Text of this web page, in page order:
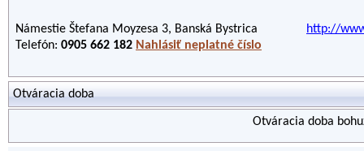
Námestie Štefana Moyzesa 3, Banská Bystrica
Telefón: 0905 662 182 Nahlásiť neplatné číslo
http://
Otváracia doba
Otváracia doba